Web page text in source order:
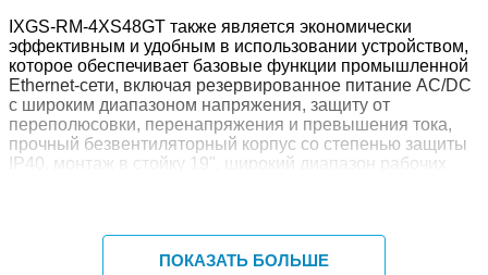
IXGS-RM-4XS48GT также является экономически
эффективным и удобным в использовании устройством,
которое обеспечивает базовые функции промышленной
Ethernet-сети, включая резервированное питание AC/DC
с широким диапазоном напряжения, защиту от
переполюсовки, перенапряжения и превышения тока,
прочный безвентиляторный корпус со степенью защиты
IP40, монтаж в стойку 19", широкий диапазон рабочих
Это оптимальное решение для тяжёлой
ПОКАЗАТЬ БОЛЬШЕ